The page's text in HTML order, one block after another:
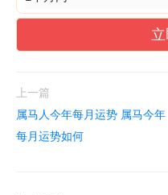
上一篇
属马人今年每月运势 属马今年
每月运势如何